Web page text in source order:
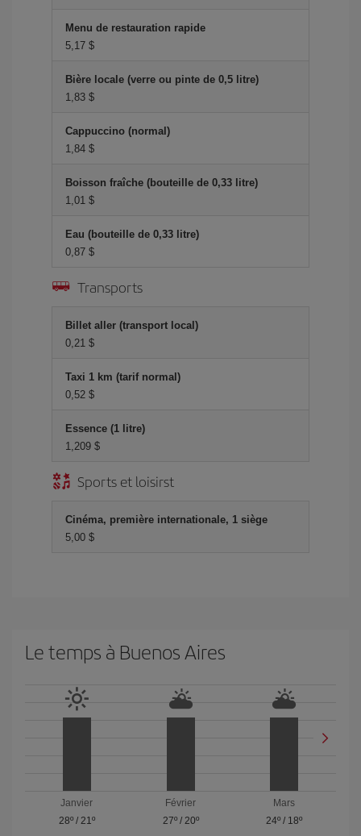
Menu de restauration rapide
5,17 $
Bière locale (verre ou pinte de 0,5 litre)
1,83 $
Cappuccino (normal)
1,84 $
Boisson fraîche (bouteille de 0,33 litre)
1,01 $
Eau (bouteille de 0,33 litre)
0,87 $
Transports
Billet aller (transport local)
0,21 $
Taxi 1 km (tarif normal)
0,52 $
Essence (1 litre)
1,209 $
Sports et loisirst
Cinéma, première internationale, 1 siège
5,00 $
Le temps à Buenos Aires
Janvier
28º/ 21º
Février
27º/ 20º
Mars
24º / 18º